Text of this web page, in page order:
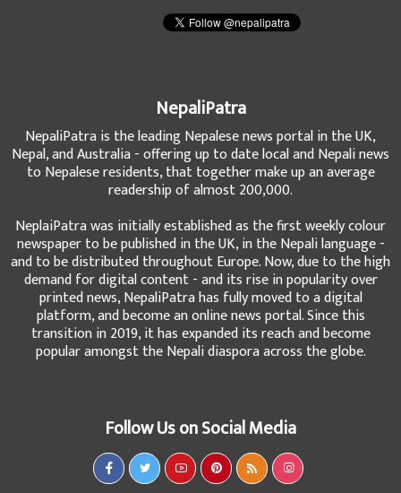
NepaliPatra
NepaliPatra is the leading Nepalese news portal in the UK,
Nepal, and Australia - offering up to date local and Nepali news
to Nepalese residents, that together make up an average
readership of almost 200,000.
NeplaiPatra was initially established as the first weekly colour
newspaper to be published in the UK, in the Nepali language -
and to be distributed throughout Europe. Now, due to the high
demand for digital content - and its rise in popularity over
printed news, NepaliPatra has fully moved to a digital
platform, and become an online news portal. Since this
transition in 2019, it has expanded its reach and become
popular amongst the Nepali diaspora across the globe.
Follow Us on Social Media